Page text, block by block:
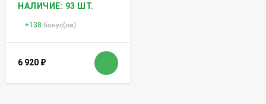
НАЛИЧИЕ: 93 ШТ.
+138 бонус(ов)
6 920 ₽